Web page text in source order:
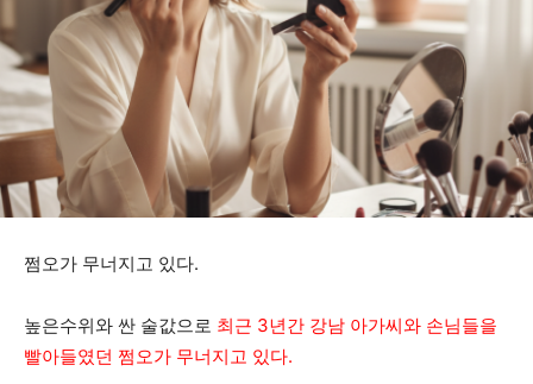
쩜오가 무너지고 있다.
높은수위와 싼 술값으로 최근 3년간 강남 아가씨와 손님들을
빨아들였던 쩜오가 무너지고 있다.